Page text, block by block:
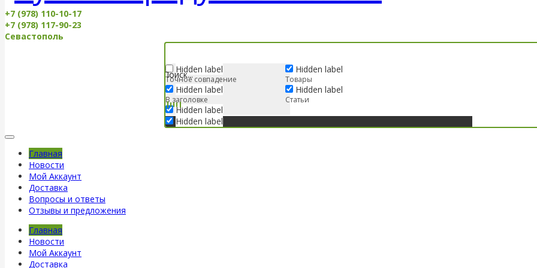
+7 (978) 110-10-17
+7 (978) 117-90-23
Севастополь
Hidden label
Точное совпадение
Hidden label
В заголовке
Hidden label
Hidden label
Hidden label
Товары
Hidden label
Статьи
Главная
Новости
Мой Аккаунт
Доставка
Вопросы и ответы
Отзывы и предложения
Главная
Новости
Мой Аккаунт
Доставка